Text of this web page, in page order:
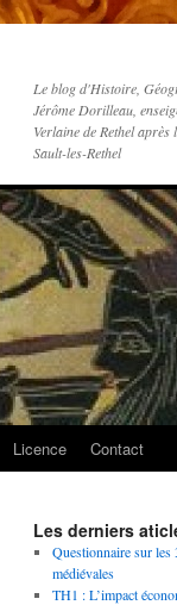
Le blog d'Histoire,
Jérôme Dorilleau,
Verlaine de Rethel après
Sault-les-Rethel
Licence Contact
Les derniers
Questionnaire sur
médiévales
TH1 : L’impact